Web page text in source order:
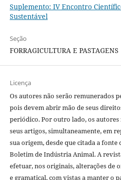
Suplemento: IV Encontro
Sustentável
Seção
FORRAGICULTURA E PASTAGENS
Licença
Os autores não serão remunerados
pois devem abrir mão de seus
periódico. Por outro lado, os
seus artigos, simultaneamente, em
sua origem, desde que citada a
Boletim de Indústria Animal. A
efetuar, nos originais, alterações de
e gramatical, com vistas a manter o